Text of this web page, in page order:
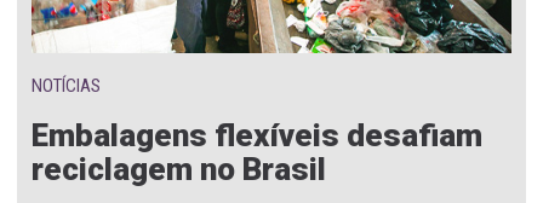
NOTÍCIAS
Embalagens flexíveis desafiam
reciclagem no Brasil